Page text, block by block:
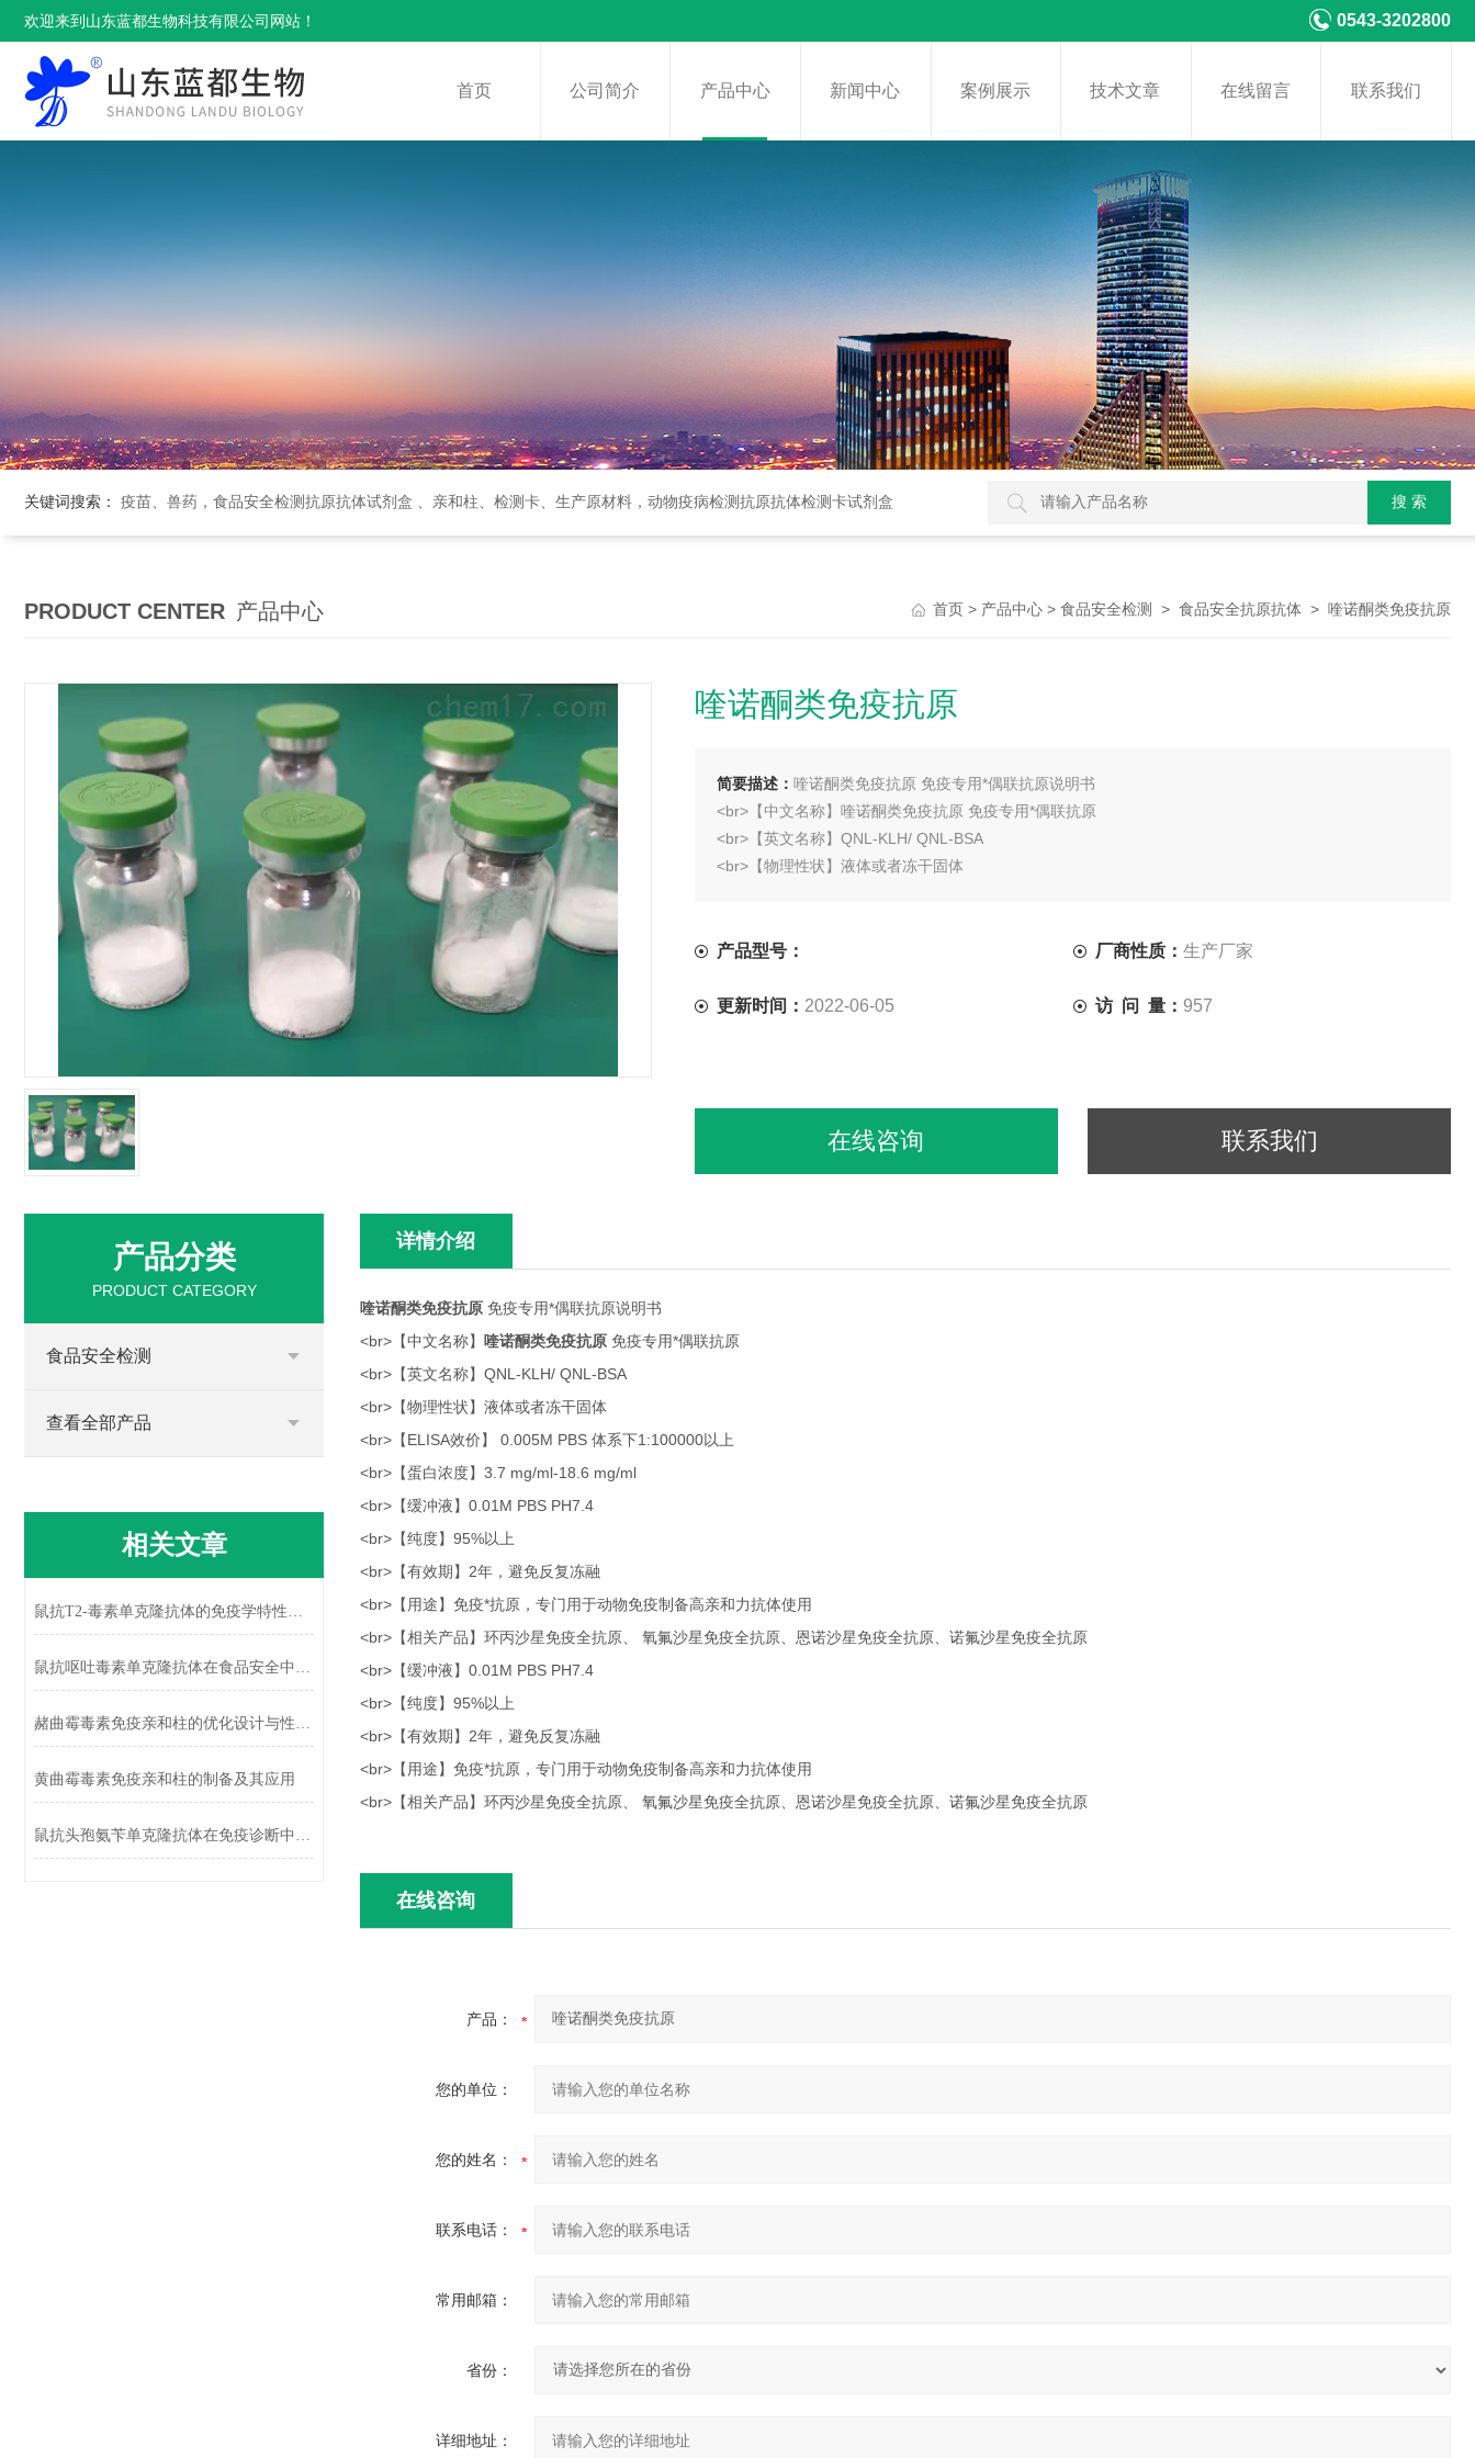
欢迎来到山东蓝都生物科技有限公司网站！ 0543-3202800
首页 公司简介 产品中心 新闻中心 案例展示 技术文章 在线留言 联系我们
关键词搜索： 疫苗、兽药，食品安全检测抗原抗体试剂盒 、亲和柱、检测卡、生产原材料，动物疫病检测抗原抗体检测卡试剂盒
PRODUCT CENTER 产品中心 首页 > 产品中心 > 食品安全检测 > 食品安全抗原抗体 > 喹诺酮类免疫抗原
喹诺酮类免疫抗原
简要描述： 喹诺酮类免疫抗原 免疫专用*偶联抗原说明书
<br>【中文名称】喹诺酮类免疫抗原 免疫专用*偶联抗原
<br>【英文名称】QNL-KLH/ QNL-BSA
<br>【物理性状】液体或者冻干固体
产品型号： 厂商性质： 生产厂家
更新时间： 2022-06-05 访 问 量： 957
在线咨询 联系我们
详情介绍
喹诺酮类免疫抗原免疫专用*偶联抗原说明书
<br>【中文名称】
喹诺酮类免疫抗原免疫专用*偶联抗原
<br>【英文名称】QNL-KLH/ QNL-BSA
<br>【物理性状】液体或者冻干固体
<br>【ELISA效价】 0.005M PBS 体系下1:100000以上
<br>【蛋白浓度】3.7 mg/ml-18.6 mg/ml
<br>【缓冲液】0.01M PBS PH7.4
<br>【纯度】95%以上
<br>【有效期】2年，避免反复冻融
<br>【用途】免疫*抗原，专门用于动物免疫制备高亲和力抗体使用
<br>【相关产品】环丙沙星免疫全抗原、 氧氟沙星免疫全抗原、恩诺沙星免疫全抗原、诺氟沙星免疫全抗原
<br>【缓冲液】0.01M PBS PH7.4
<br>【纯度】95%以上
<br>【有效期】2年，避免反复冻融
<br>【用途】免疫*抗原，专门用于动物免疫制备高亲和力抗体使用
<br>【相关产品】环丙沙星免疫全抗原、 氧氟沙星免疫全抗原、恩诺沙星免疫全抗原、诺氟沙星免疫全抗原
在线咨询
产品：
您的单位：
您的姓名：
联系电话：
常用邮箱：
省份：
详细地址：
产品分类
PRODUCT CATEGORY
食品安全检测
查看全部产品
相关文章
鼠抗T2-毒素单克隆抗体的免疫学特性及应用
鼠抗呕吐毒素单克隆抗体在食品安全中的应用
赭曲霉毒素免疫亲和柱的优化设计与性能提升
黄曲霉毒素免疫亲和柱的制备及其应用
鼠抗头孢氨苄单克隆抗体在免疫诊断中的应用